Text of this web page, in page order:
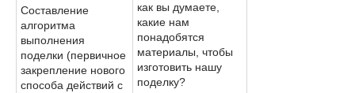
Составление
алгоритма
выполнения
поделки (первичное
закрепление нового
способа действий с
как вы думаете,
какие нам
понадобятся
материалы, чтобы
изготовить нашу
поделку?